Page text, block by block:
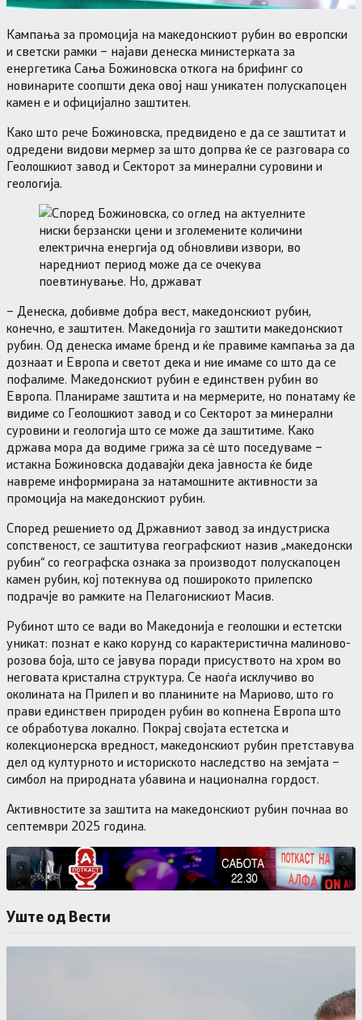
Кампања за промоција на македонскиот рубин во европски
и светски рамки – најави денеска министерката за
енергетика Сања Божиновска откога на брифинг со
новинарите соопшти дека овој наш уникатен полускапоцен
камен е и официјално заштитен.
Како што рече Божиновска, предвидено е да се заштитат и
одредени видови мермер за што допрва ќе се разговара со
Геолошкиот завод и Секторот за минерални суровини и
геологија.
– Денеска, добивме добра вест, македонскиот рубин,
конечно, е заштитен. Македонија го заштити македонскиот
рубин. Од денеска имаме бренд и ќе правиме кампања за да
дознаат и Европа и светот дека и ние имаме со што да се
пофалиме. Македонскиот рубин е единствен рубин во
Европа. Планираме заштита и на мермерите, но понатаму ќе
видиме со Геолошкиот завод и со Секторот за минерални
суровини и геологија што се може да заштитиме. Како
држава мора да водиме грижа за сè што поседуваме –
истакна Божиновска додавајќи дека јавноста ќе биде
навреме информирана за натамошните активности за
промоција на македонскиот рубин.
Според решението од Државниот завод за индустриска
сопственост, се заштитува географскиот назив „македонски
рубин“ со географска ознака за производот полускапоцен
камен рубин, кој потекнува од поширокото прилепско
подрачје во рамките на Пелагонискиот Масив.
Рубинот што се вади во Македонија е геолошки и естетски
уникат: познат е како корунд со карактеристична малиново-
розова боја, што се јавува поради присуството на хром во
неговата кристална структура. Се наоѓа исклучиво во
околината на Прилеп и во планините на Мариово, што го
прави единствен природен рубин во копнена Европа што
се обработува локално. Покрај својата естетска и
колекционерска вредност, македонскиот рубин претставува
дел од културното и историското наследство на земјата –
симбол на природната убавина и национална гордост.
Активностите за заштита на македонскиот рубин почнаа во
септември 2025 година.
Уште од Вести